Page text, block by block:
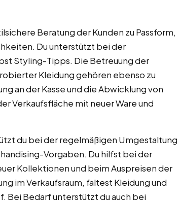
Beratung der Kunden zu Passform,
Du unterstützt bei der
Styling-Tipps. Die Betreuung der
Kleidung gehören ebenso zu
an der Kasse und die Abwicklung von
Verkaufsfläche mit neuer Ware und
du bei der regelmäßigen Umgestaltung
Vorgaben. Du hilfst bei der
Kollektionen und beim Auspreisen der
im Verkaufsraum, faltest Kleidung und
Bei Bedarf unterstützt du auch bei